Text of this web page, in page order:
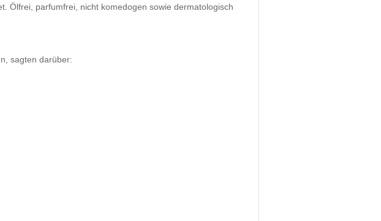
Ölfrei, parfumfrei, nicht komedogen sowie dermatologisch
sagten darüber: